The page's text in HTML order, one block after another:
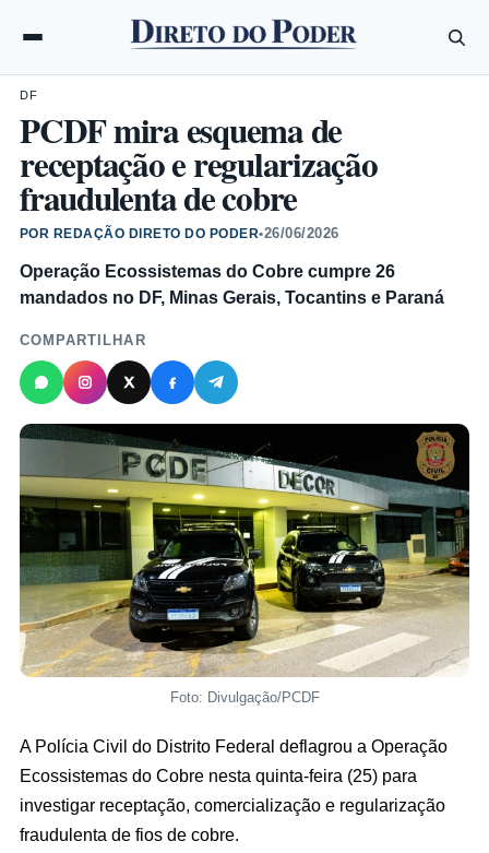
DF
PCDF mira esquema de
receptação e regularização
fraudulenta de cobre
POR REDAÇÃO DIRETO DO PODER•26/06/2026
Operação Ecossistemas do Cobre cumpre 26
mandados no DF, Minas Gerais, Tocantins e Paraná
COMPARTILHAR
Foto: Divulgação/PCDF
A Polícia Civil do Distrito Federal deflagrou a Operação
Ecossistemas do Cobre nesta quinta-feira (25) para
investigar receptação, comercialização e regularização
fraudulenta de fios de cobre.